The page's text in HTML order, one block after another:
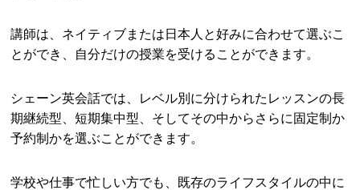
講師は、ネイティブまたは日本人と好みに合わせて選ぶこ
とができ、自分だけの授業を受けることができます。
シェーン英会話では、レベル別に分けられたレッスンの長
期継続型、短期集中型、そしてその中からさらに固定制か
予約制かを選ぶことができます。
学校や仕事で忙しい方でも、既存のライフスタイルの中に